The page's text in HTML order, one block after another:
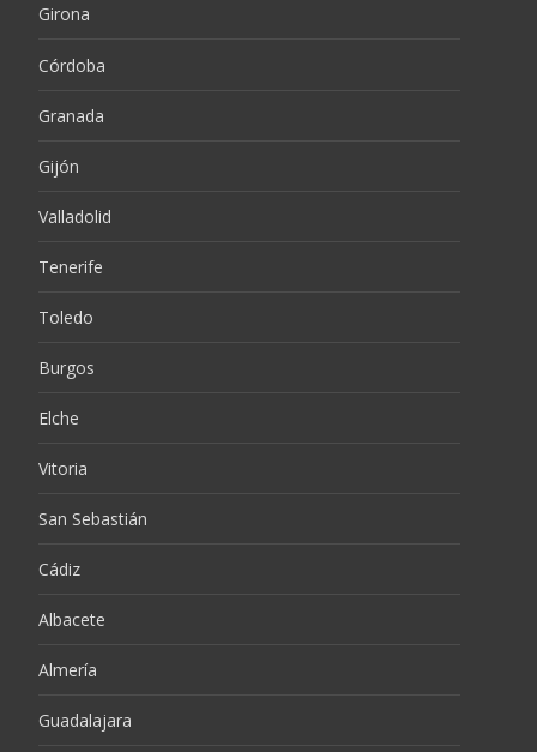
Girona
Córdoba
Granada
Gijón
Valladolid
Tenerife
Toledo
Burgos
Elche
Vitoria
San Sebastián
Cádiz
Albacete
Almería
Guadalajara